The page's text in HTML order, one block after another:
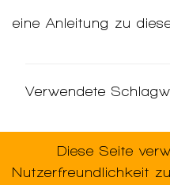
eine Anleitung zu
Verwendete
Diese Seite
Nutzerfreundlichkeit